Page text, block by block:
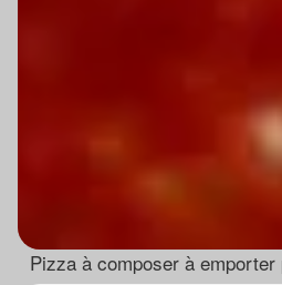
Pizza à composer à